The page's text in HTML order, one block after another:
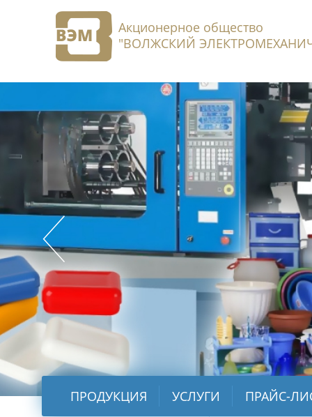
Акционерное общество
"ВОЛЖСКИЙ
ПРОДУКЦИЯ УСЛУГИ ПРАЙС-